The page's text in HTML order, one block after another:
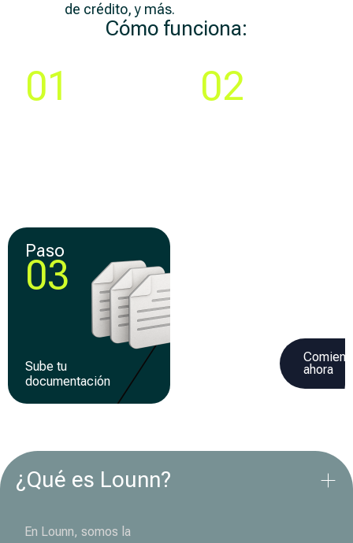
de crédito, y más.
Cómo funciona:
01 02
Paso
03
Sube tu
documentación
ahora
¿Qué es Lounn?
En Lounn, somos la